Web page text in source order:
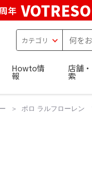
年
Howto情
報
店舗
索
ポロ ラルフローレン